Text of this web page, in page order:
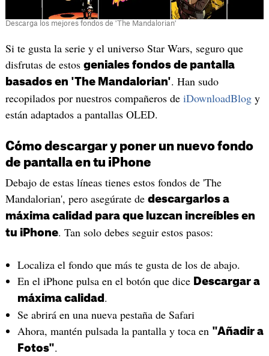
Descarga los mejores fondos de 'The Mandalorian'
Si te gusta la serie y el universo Star Wars, seguro que
disfrutas de estos geniales fondos de pantalla
basados en 'The Mandalorian'. Han sudo
recopilados por nuestros compañeros de iDownloadBlogy
están adaptados a pantallas OLED.
Cómo descargar y poner un nuevo fondo
de pantalla en tu iPhone
Debajo de estas líneas tienes estos fondos de 'The
Mandalorian', pero asegúrate de descargarlos a
máxima calidad para que luzcan increíbles en
tu iPhone. Tan solo debes seguir estos pasos:
Localiza el fondo que más te gusta de los de abajo.
En el iPhone pulsa en el botón que dice Descargar a
máxima calidad .
Se abrirá en una nueva pestaña de Safari
Ahora, mantén pulsada la pantalla y toca en "Añadir a
Fotos".